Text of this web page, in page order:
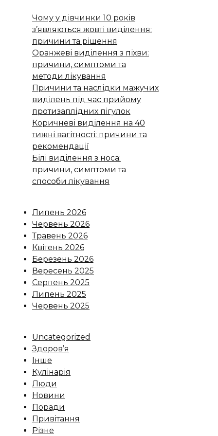
Чому у дівчинки 10 років
з’являються жовті виділення:
причини та рішення
Оранжеві виділення з піхви:
причини, симптоми та
методи лікування
Причини та наслідки мажучих
виділень під час прийому
протизаплідних пігулок
Коричневі виділення на 40
тижні вагітності: причини та
рекомендації
Білі виділення з носа:
причини, симптоми та
способи лікування
Липень 2026
Червень 2026
Травень 2026
Квітень 2026
Березень 2026
Вересень 2025
Серпень 2025
Липень 2025
Червень 2025
Uncategorized
Здоров’я
Інше
Кулінарія
Люди
Новини
Поради
Привітання
Різне